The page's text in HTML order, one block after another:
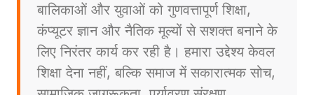
बालिकाओं और युवाओं को गुणवत्तापूर्ण शिक्षा,
कंप्यूटर ज्ञान और नैतिक मूल्यों से सशक्त बनाने के
लिए निरंतर कार्य कर रही है। हमारा उद्देश्य केवल
शिक्षा देना नहीं, बल्कि समाज में सकारात्मक सोच,